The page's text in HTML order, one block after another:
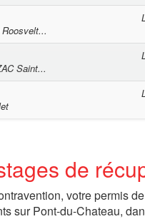
Saint...
de
votre permis
sur Pont-du-Chateau,